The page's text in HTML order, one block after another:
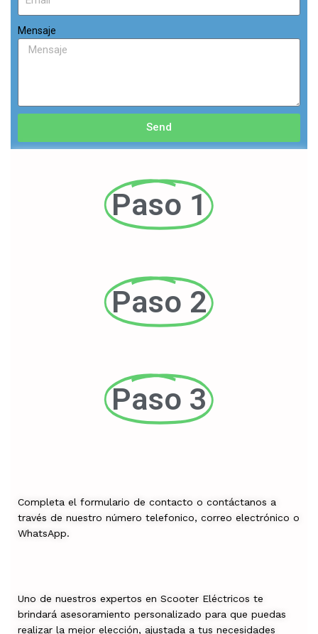
Mensaje
Send
Paso 1
Paso 2
Paso 3
Completa el formulario de contacto o contáctanos a
través de nuestro número telefonico, correo electrónico o
WhatsApp.
Uno de nuestros expertos en Scooter Eléctricos te
brindará asesoramiento personalizado para que puedas
realizar la mejor elección, ajustada a tus necesidades